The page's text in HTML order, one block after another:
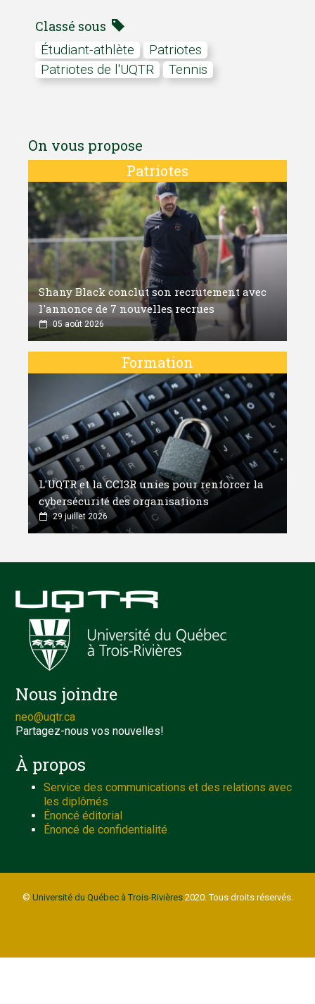
Classé sous
Étudiant-athlète
Patriotes
Patriotes de l'UQTR
Tennis
On vous propose
Patriotes
Shany Black conclut son recrutement avec
l'annonce de 7 nouvelles recrues
05 août 2026
Formation
L'UQTR et la CCI3R unies pour renforcer la
cybersécurité des organisations
29 juillet 2026
Nous joindre
neo@uqtr.ca
Partagez-nous vos nouvelles!
À propos
Service des communications et des relations avec
les diplômés
Énoncé éditorial
Énoncé de confidentialité
© Université du Québec à Trois-Rivières2020. Tous droits réservés.